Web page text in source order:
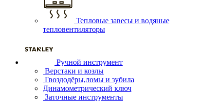
Тепловые завесы и водяные
тепловентиляторы
Ручной инструмент
Верстаки и козлы
Гвоздодёры,ломы и зубила
Динамометрический ключ
Заточные инструменты